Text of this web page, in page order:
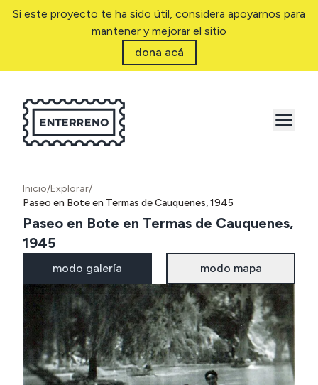
Si este proyecto te ha sido útil, considera apoyarnos para
mantener y mejorar el sitio
dona acá
Inicio/Explorar/
Paseo en Bote en Termas de Cauquenes, 1945
Paseo en Bote en Termas de Cauquenes,
1945
modo galería modo mapa